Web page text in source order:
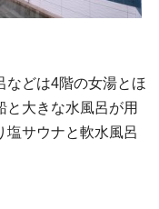
などは4階の女湯とほ
と大きな水風呂が用
塩サウナと軟水風呂